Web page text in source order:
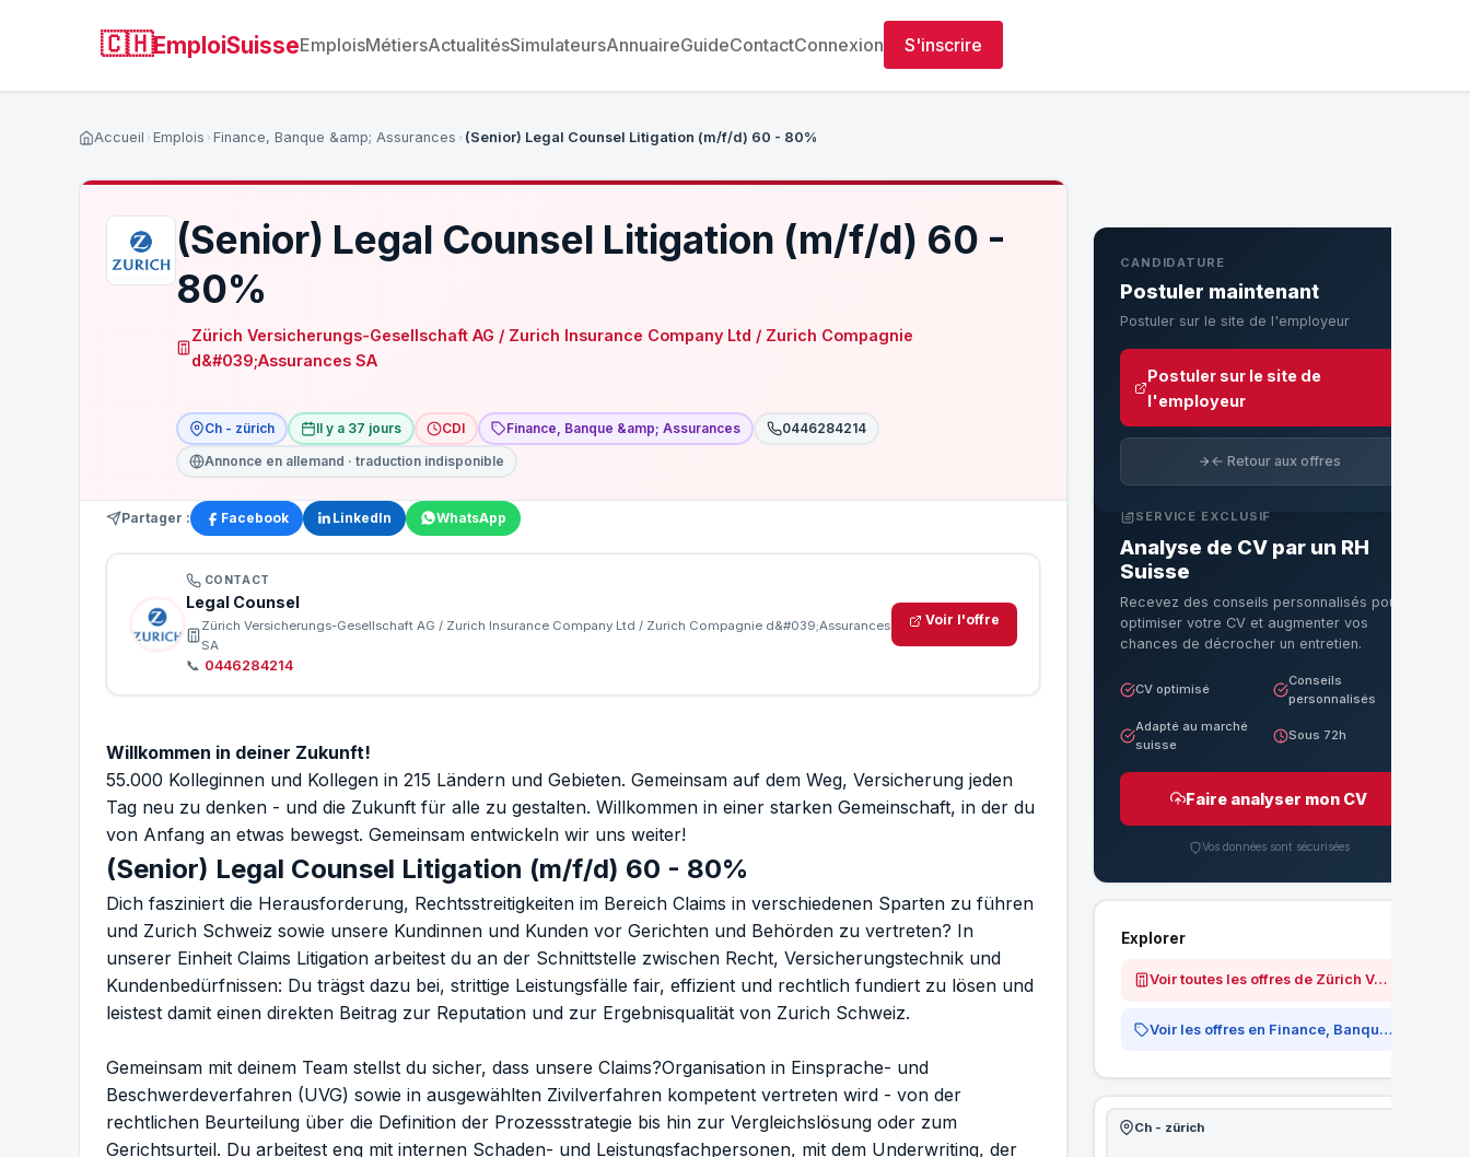
🇨🇭EmploiSuisseEmploisMétiersActualitésSimulateursAnnuaireGuideContactConnexion S'inscrire
Accueil Emplois Finance, Banque &amp; Assurances (Senior) Legal Counsel Litigation (m/f/d) 60 - 80%
(Senior) Legal Counsel Litigation (m/f/d) 60 -
80%
Zürich Versicherungs-Gesellschaft AG / Zurich Insurance Company Ltd / Zurich Compagnie
d&#039;Assurances SA
Ch - zürich Il y a 37 jours CDI Finance, Banque &amp; Assurances
0446284214
Annonce en allemand · traduction indisponible
Partager : Facebook LinkedIn WhatsApp
CONTACT
Legal Counsel
Zürich Versicherungs-Gesellschaft AG / Zurich Insurance Company Ltd / Zurich Compagnie d&#039;Assurances
SA
📞 0446284214
Voir l'offre
Willkommen in deiner Zukunft!
55.000 Kolleginnen und Kollegen in 215 Ländern und Gebieten. Gemeinsam auf dem Weg, Versicherung jeden
Tag neu zu denken - und die Zukunft für alle zu gestalten. Willkommen in einer starken Gemeinschaft, in der du
von Anfang an etwas bewegst. Gemeinsam entwickeln wir uns weiter!
(Senior) Legal Counsel Litigation (m/f/d) 60 - 80%
Dich fasziniert die Herausforderung, Rechtsstreitigkeiten im Bereich Claims in verschiedenen Sparten zu führen
und Zurich Schweiz sowie unsere Kundinnen und Kunden vor Gerichten und Behörden zu vertreten? In
unserer Einheit Claims Litigation arbeitest du an der Schnittstelle zwischen Recht, Versicherungstechnik und
Kundenbedürfnissen: Du trägst dazu bei, strittige Leistungsfälle fair, effizient und rechtlich fundiert zu lösen und
leistest damit einen direkten Beitrag zur Reputation und zur Ergebnisqualität von Zurich Schweiz.
Gemeinsam mit deinem Team stellst du sicher, dass unsere Claims?Organisation in Einsprache- und
Beschwerdeverfahren (UVG) sowie in ausgewählten Zivilverfahren kompetent vertreten wird - von der
rechtlichen Beurteilung über die Definition der Prozessstrategie bis hin zur Vergleichslösung oder zum
Gerichtsurteil. Du arbeitest eng mit internen Schaden- und Leistungsfachpersonen, mit dem Underwriting, der
CANDIDATURE
Postuler maintenant
Postuler sur le site de l'employeur
Postuler sur le site de
l'employeur
← Retour aux offres
SERVICE EXCLUSIF
Analyse de CV par un RH
Suisse
Recevez des conseils personnalisés pour
optimiser votre CV et augmenter vos
chances de décrocher un entretien.
CV optimisé
Conseils
personnalisés
Adapté au marché
suisse
Sous 72h
Faire analyser mon CV
Vos données sont sécurisées
Explorer
Voir toutes les offres de Zürich Versicherungs-Gesellschaft AG / Zurich Insurance Company Ltd / Zurich Compagnie d&#039;Assurances SA
Voir les offres en Finance, Banque &amp; Assurances
Ch - zürich